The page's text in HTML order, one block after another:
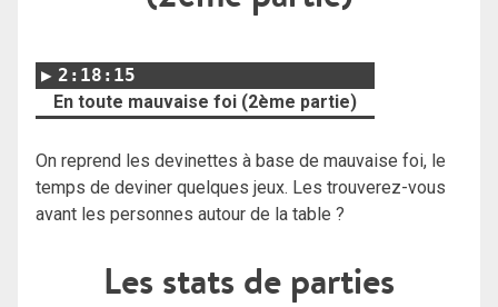
2:18:15
En toute mauvaise foi (2ème partie)
On reprend les devinettes à base de mauvaise foi, le
temps de deviner quelques jeux. Les trouverez-vous
avant les personnes autour de la table ?
Les stats de parties